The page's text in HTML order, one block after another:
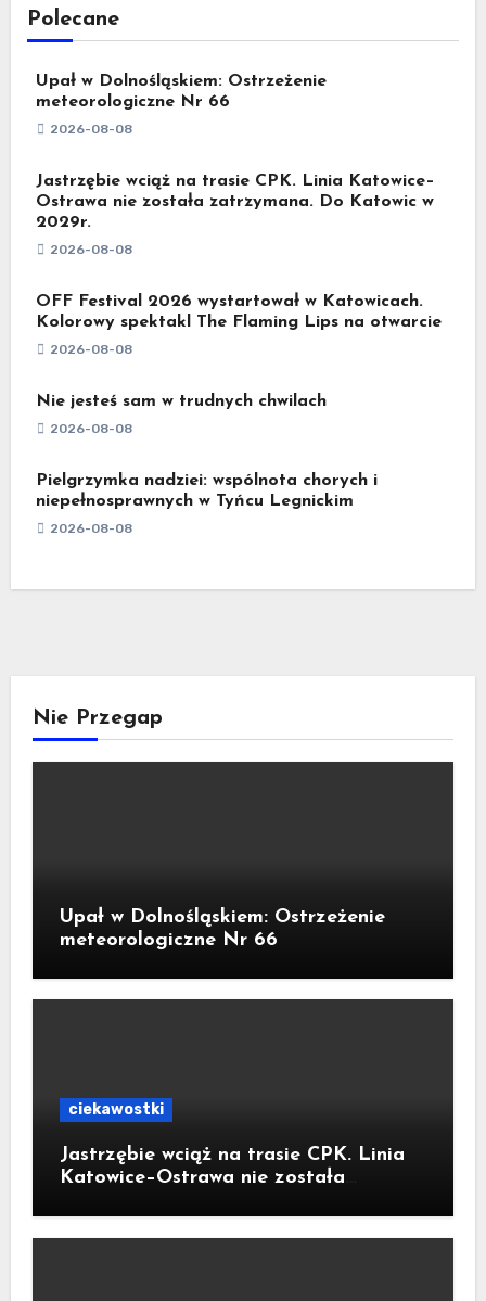
Polecane
Upał w Dolnośląskiem: Ostrzeżenie
meteorologiczne Nr 66
2026-08-08
Jastrzębie wciąż na trasie CPK. Linia Katowice–
Ostrawa nie została zatrzymana. Do Katowic w
2029r.
2026-08-08
OFF Festival 2026 wystartował w Katowicach.
Kolorowy spektakl The Flaming Lips na otwarcie
2026-08-08
Nie jesteś sam w trudnych chwilach
2026-08-08
Pielgrzymka nadziei: wspólnota chorych i
niepełnosprawnych w Tyńcu Legnickim
2026-08-08
Nie Przegap
Upał w Dolnośląskiem: Ostrzeżenie
meteorologiczne Nr 66
ciekawostki
Jastrzębie wciąż na trasie CPK. Linia
Katowice–Ostrawa nie została